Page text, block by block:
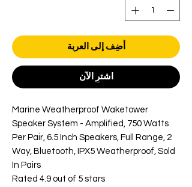
أضِف إلى العربة
اشترِ الآن
Marine Weatherproof Waketower
Speaker System - Amplified, 750 Watts
Per Pair, 6.5 Inch Speakers, Full Range, 2
Way, Bluetooth, IPX5 Weatherproof, Sold
In Pairs
Rated 4.9 out of 5 stars